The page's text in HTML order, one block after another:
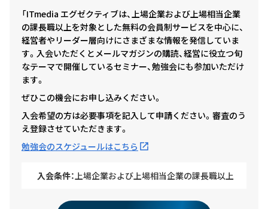
「ITmedia エグゼクティブは、上場企業および上場相当企業
の課長職以上を対象とした無料の会員制サービスを中心に、
経営者やリーダー層向けにさまざまな情報を発信していま
す。入会いただくとメールマガジンの購読、経営に役立つ旬
なテーマで開催しているセミナー、勉強会にも参加いただけ
ます。
ぜひこの機会にお申し込みください。
入会希望の方は必要事項を記入して申請ください。審査のう
え登録させていただきます。
勉強会のスケジュールはこちら
入会条件： 上場企業および上場相当企業の課長職以上